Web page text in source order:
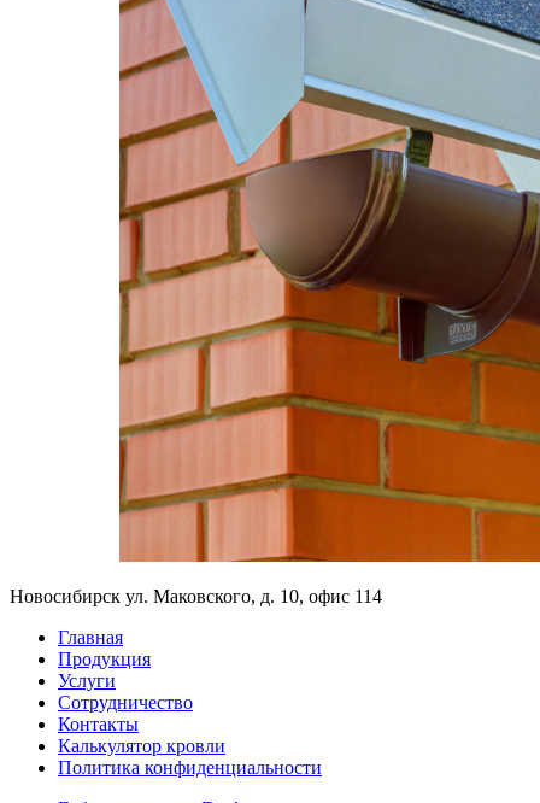
Новосибирск ул. Маковского, д. 10, офис 114
Главная
Продукция
Услуги
Сотрудничество
Контакты
Калькулятор кровли
Политика конфиденциальности